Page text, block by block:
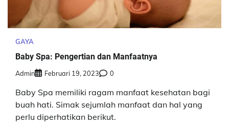
GAYA
Baby Spa: Pengertian dan Manfaatnya
Admin Februari 19, 2023 0
Baby Spa memiliki ragam manfaat kesehatan bagi
buah hati. Simak sejumlah manfaat dan hal yang
perlu diperhatikan berikut.